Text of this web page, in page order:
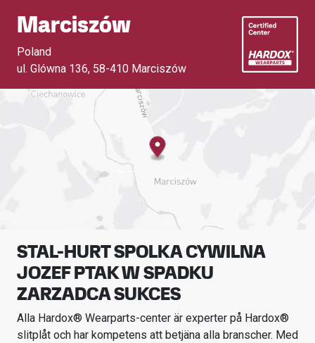
Marciszów
Poland
ul. Glówna 136, 58-410 Marciszów
STAL-HURT SPOLKA CYWILNA
JOZEF PTAK W SPADKU
ZARZADCA SUKCES
Alla Hardox® Wearparts-center är experter på Hardox®
slitplåt och har kompetens att betjäna alla branscher. Med